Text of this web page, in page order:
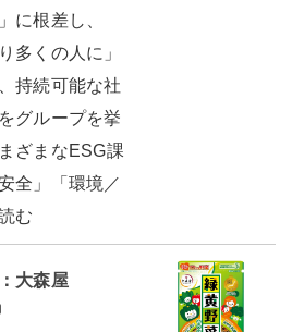
に根差し、
多くの人に」
持続可能な社
グループを挙
ざまなESG課
全」「環境／
む
大森屋